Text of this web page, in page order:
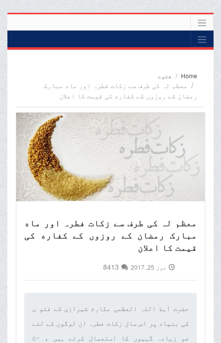
Home فتوے
معظم لہ کی طرف سے زکات فطرہ اور ماه مبارک
رمضان کے روزوں کے کفاره کی قیمت کا اعلان
معظم لہ کی طرف سے زکات فطرہ اور ماه
مبارک رمضان کے روزوں کے کفاره کی
قیمت کا اعلان
جون 25, 2017 8413
حضرت آیة اللہ العظمی مکارم شیرازی کے فتو ی
کی بنیاد پر اس سال زکات فطرہ ان لوگوں کے لئے
جو زیادہ گہیوں کا استعمال کرتے ہیں ، ٥٠